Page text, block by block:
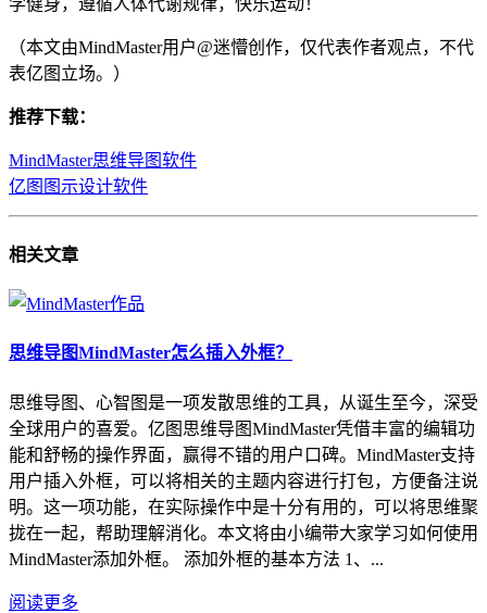
（本文由MindMaster用户@迷懵创作，仅代表作者观点，不代
表亿图立场。）
推荐下载：
MindMaster思维导图软件
亿图图示设计软件
相关文章
思维导图MindMaster怎么插入外框？
思维导图、心智图是一项发散思维的工具，从诞生至今，深受
全球用户的喜爱。亿图思维导图MindMaster凭借丰富的编辑功
能和舒畅的操作界面，赢得不错的用户口碑。MindMaster支持
用户插入外框，可以将相关的主题内容进行打包，方便备注说
明。这一项功能，在实际操作中是十分有用的，可以将思维聚
拢在一起，帮助理解消化。本文将由小编带大家学习如何使用
MindMaster添加外框。 添加外框的基本方法 1、...
阅读更多